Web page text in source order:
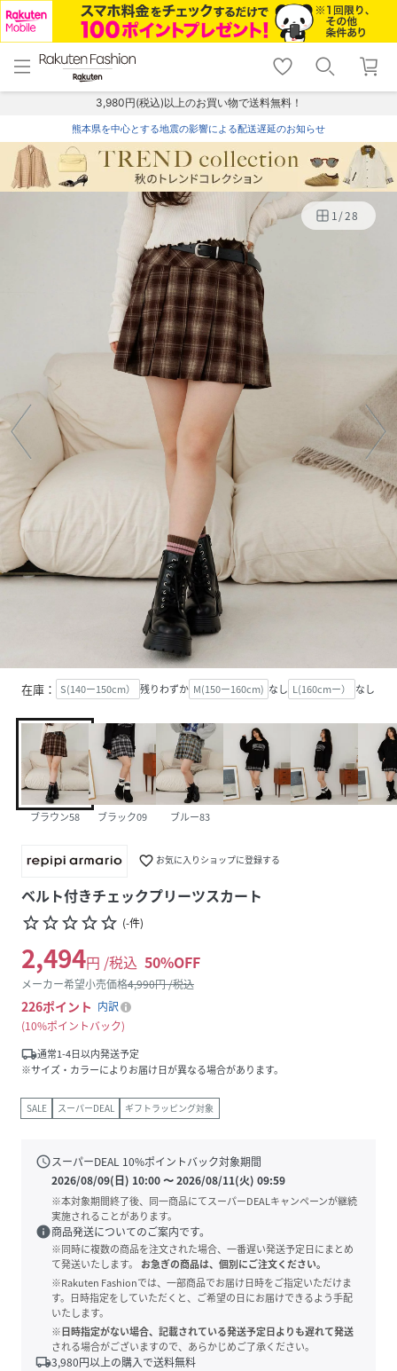
menu home
トップ
shopping_cart lock_outline
ログイン
3,980円(税込)以上のお買い物で送料無料！
熊本県を中心とする地震の影響による配送遅延のお知らせ
1/28
在庫： S(140ー150cm） 残りわずか M(150ー160cm) なし L(160cmー） なし
ブラウン58 ブラック09 ブルー83
favorite_border お気に入りショップに登録する
ベルト付きチェックプリーツスカート
star_borderstar_borderstar_borderstar_borderstar_border (-件)
2,494円 /税込 50%OFF
メーカー希望小売価格4,990円 /税込
226ポイント 内訳
10%ポイントバック
local_shipping通常1-4日以内発送予定
※サイズ・カラーによりお届け日が異なる場合があります。
SALE スーパーDEAL ギフトラッピング対象
scheduleスーパーDEAL 10%ポイントバック対象期間
2026/08/09(日) 10:00〜2026/08/11(火) 09:59
※本対象期間終了後、同一商品にてスーパーDEALキャンペーンが継続
実施されることがあります。
info商品発送についてのご案内です。
※同時に複数の商品を注文された場合、一番遅い発送予定日にまとめ
て発送いたします。
お急ぎの商品は、個別にご注文ください。
※Rakuten Fashionでは、一部商品でお届け日時をご指定いただけま
す。日時指定をしていただくと、ご希望の日にお届けできるよう手配
いたします。
※日時指定がない場合、記載されている発送予定日よりも遅れて発送
される場合がございますので、あらかじめご了承ください。
local_shipping3,980円以上の購入で送料無料